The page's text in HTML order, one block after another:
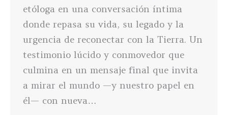
etóloga en una conversación íntima
donde repasa su vida, su legado y la
urgencia de reconectar con la Tierra. Un
testimonio lúcido y conmovedor que
culmina en un mensaje final que invita
a mirar el mundo —y nuestro papel en
él— con nueva…